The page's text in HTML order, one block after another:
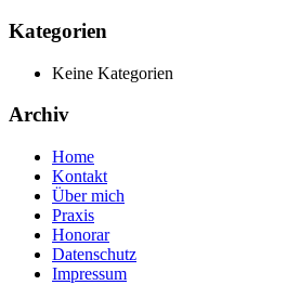
Kategorien
Keine Kategorien
Archiv
Home
Kontakt
Über mich
Praxis
Honorar
Datenschutz
Impressum